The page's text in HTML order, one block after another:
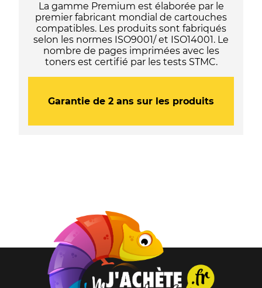
La gamme Premium est élaborée par le
premier fabricant mondial de cartouches
compatibles. Les produits sont fabriqués
selon les normes ISO9001/ et ISO14001. Le
nombre de pages imprimées avec les
toners est certifié par les tests STMC.
Garantie de 2 ans sur les produits